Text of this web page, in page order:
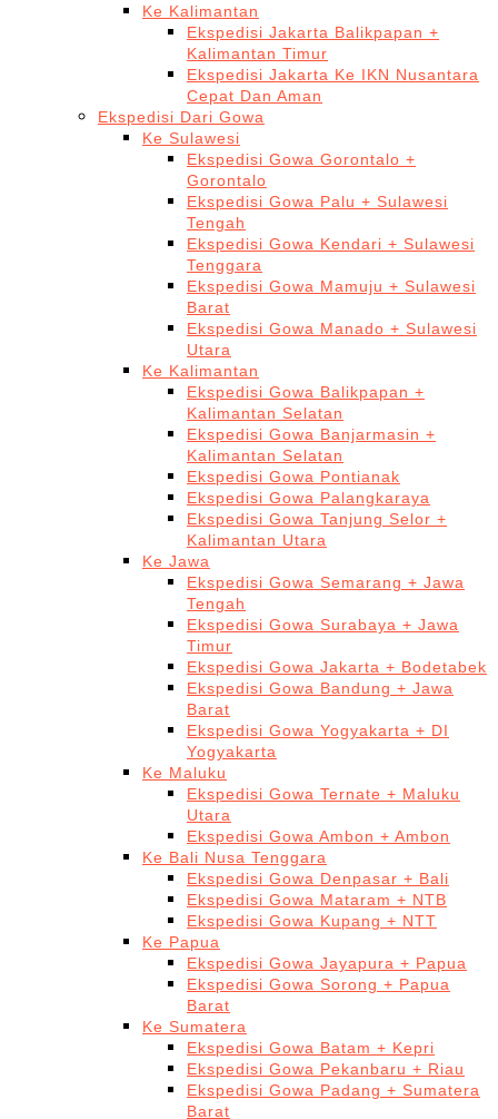
Ke Kalimantan
Ekspedisi Jakarta Balikpapan +
Kalimantan Timur
Ekspedisi Jakarta Ke IKN Nusantara
Cepat Dan Aman
Ekspedisi Dari Gowa
Ke Sulawesi
Ekspedisi Gowa Gorontalo +
Gorontalo
Ekspedisi Gowa Palu + Sulawesi
Tengah
Ekspedisi Gowa Kendari + Sulawesi
Tenggara
Ekspedisi Gowa Mamuju + Sulawesi
Barat
Ekspedisi Gowa Manado + Sulawesi
Utara
Ke Kalimantan
Ekspedisi Gowa Balikpapan +
Kalimantan Selatan
Ekspedisi Gowa Banjarmasin +
Kalimantan Selatan
Ekspedisi Gowa Pontianak
Ekspedisi Gowa Palangkaraya
Ekspedisi Gowa Tanjung Selor +
Kalimantan Utara
Ke Jawa
Ekspedisi Gowa Semarang + Jawa
Tengah
Ekspedisi Gowa Surabaya + Jawa
Timur
Ekspedisi Gowa Jakarta + Bodetabek
Ekspedisi Gowa Bandung + Jawa
Barat
Ekspedisi Gowa Yogyakarta + DI
Yogyakarta
Ke Maluku
Ekspedisi Gowa Ternate + Maluku
Utara
Ekspedisi Gowa Ambon + Ambon
Ke Bali Nusa Tenggara
Ekspedisi Gowa Denpasar + Bali
Ekspedisi Gowa Mataram + NTB
Ekspedisi Gowa Kupang + NTT
Ke Papua
Ekspedisi Gowa Jayapura + Papua
Ekspedisi Gowa Sorong + Papua
Barat
Ke Sumatera
Ekspedisi Gowa Batam + Kepri
Ekspedisi Gowa Pekanbaru + Riau
Ekspedisi Gowa Padang + Sumatera
Barat